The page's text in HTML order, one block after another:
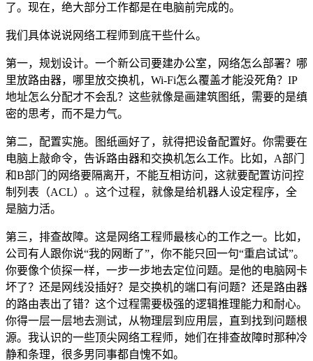
了。现在，绝大部分工作都是在电脑前完成的。
我们具体说说网络工程师到底干些什么。
第一，规划设计。一个新公司要建办公室，网络怎么部署？哪
里放路由器，哪里放交换机，Wi-Fi怎么覆盖才能没死角？IP
地址怎么分配才不会乱？这些就像是画建筑图纸，需要的是缜
密的思考，而不是力气。
第二，配置实施。图纸画好了，就得把设备配置好。你需要在
电脑上敲命令，告诉路由器和交换机怎么工作。比如，A部门
和B部门的网络要隔离开，不能互相访问，这就要配置访问控
制列表（ACL）。这个过程，就像是给机器人设定程序，全
是脑力活。
第三，排查故障。这是网络工程师最核心的工作之一。比如，
公司有人跟你说“我的网断了”，你不能只回一句“重启试试”。
你要像个侦探一样，一步一步地去定位问题。是他的电脑网卡
坏了？还是网线没插好？是交换机的端口有问题？还是路由器
的路由表出了错？这个过程需要极强的逻辑推理能力和耐心。
你得一层一层地去测试，从物理层到应用层，直到找到问题根
源。我认识的一些顶尖网络工程师，她们在排查故障时那种冷
静和条理，很多男同事都自愧不如。